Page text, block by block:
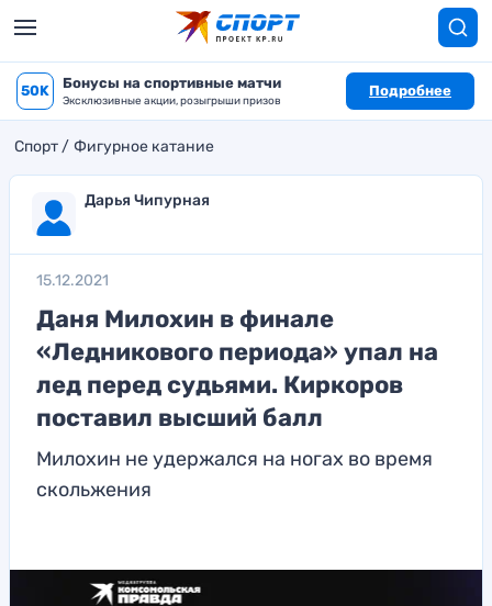
50K Бонусы на спортивные матчи
Эксклюзивные акции, розыгрыши призов
Подробнее
Спорт Фигурное катание
Дарья Чипурная
15.12.2021
Даня Милохин в финале
«Ледникового периода» упал на
лед перед судьями. Киркоров
поставил высший балл
Милохин не удержался на ногах во время
скольжения